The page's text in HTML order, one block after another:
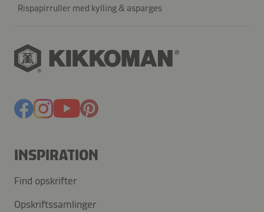
Rispapirruller med kylling & asparges
INSPIRATION
Find opskrifter
Opskriftssamlinger